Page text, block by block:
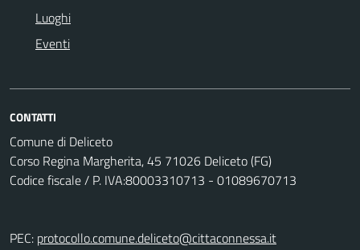
Luoghi
Eventi
CONTATTI
Comune di Deliceto
Corso Regina Margherita, 45 71026 Deliceto (FG)
Codice fiscale / P. IVA:80003310713 - 01089670713
PEC: protocollo.comune.deliceto@cittaconnessa.it